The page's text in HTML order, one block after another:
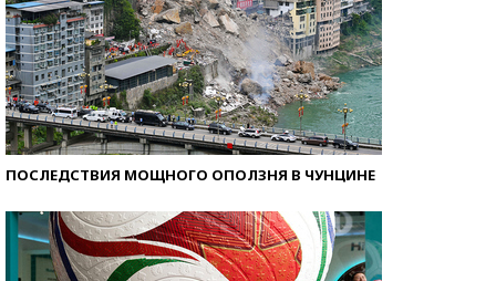
ПОСЛЕДСТВИЯ МОЩНОГО ОПОЛЗНЯ В ЧУНЦИНЕ